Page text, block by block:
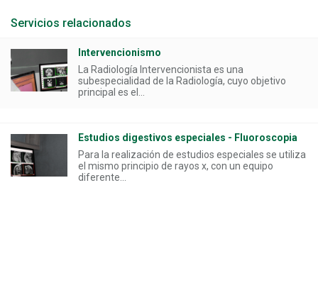
Servicios relacionados
Intervencionismo
La Radiología Intervencionista es una
subespecialidad de la Radiología, cuyo objetivo
principal es el...
Estudios digestivos especiales - Fluoroscopia
Para la realización de estudios especiales se utiliza
el mismo principio de rayos x, con un equipo
diferente...